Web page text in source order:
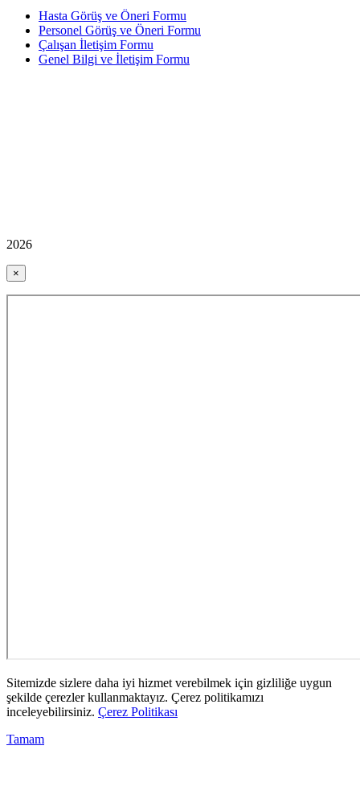
Hasta Görüş ve Öneri Formu
Personel Görüş ve Öneri Formu
Çalışan İletişim Formu
Genel Bilgi ve İletişim Formu
2026
×
Sitemizde sizlere daha iyi hizmet verebilmek için gizliliğe uygun
şekilde çerezler kullanmaktayız. Çerez politikamızı
inceleyebilirsiniz. Çerez Politikası
Tamam